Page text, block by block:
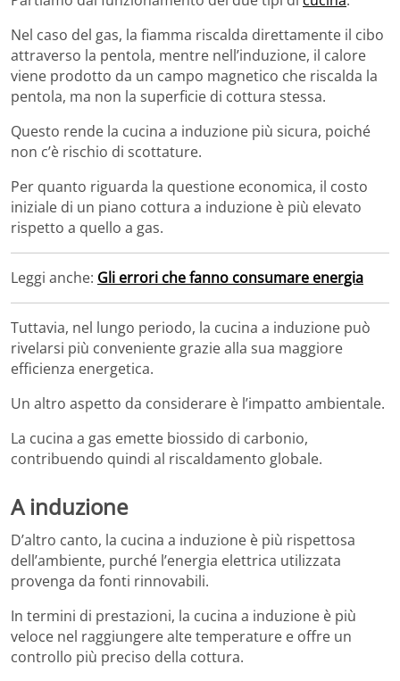
Nel caso del gas, la fiamma riscalda direttamente il cibo
attraverso la pentola, mentre nell’induzione, il calore
viene prodotto da un campo magnetico che riscalda la
pentola, ma non la superficie di cottura stessa.
Questo rende la cucina a induzione più sicura, poiché
non c’è rischio di scottature.
Per quanto riguarda la questione economica, il costo
iniziale di un piano cottura a induzione è più elevato
rispetto a quello a gas.
Leggi anche: Gli errori che fanno consumare energia
Tuttavia, nel lungo periodo, la cucina a induzione può
rivelarsi più conveniente grazie alla sua maggiore
efficienza energetica.
Un altro aspetto da considerare è l’impatto ambientale.
La cucina a gas emette biossido di carbonio,
contribuendo quindi al riscaldamento globale.
A induzione
D’altro canto, la cucina a induzione è più rispettosa
dell’ambiente, purché l’energia elettrica utilizzata
provenga da fonti rinnovabili.
In termini di prestazioni, la cucina a induzione è più
veloce nel raggiungere alte temperature e offre un
controllo più preciso della cottura.